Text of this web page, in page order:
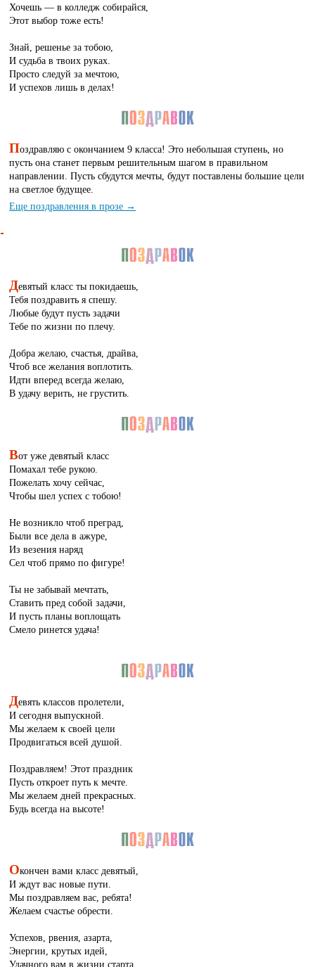
Хочешь — в колледж собирайся,
Этот выбор тоже есть!
Знай, решенье за тобою,
И судьба в твоих руках.
Просто следуй за мечтою,
И успехов лишь в делах!
Поздравляю с окончанием 9 класса! Это небольшая ступень, но
пусть она станет первым решительным шагом в правильном
направлении. Пусть сбудутся мечты, будут поставлены большие цели
на светлое будущее.
Еще поздравления в прозе →
Девятый класс ты покидаешь,
Тебя поздравить я спешу.
Любые будут пусть задачи
Тебе по жизни по плечу.
Добра желаю, счастья, драйва,
Чтоб все желания воплотить.
Идти вперед всегда желаю,
В удачу верить, не грустить.
Вот уже девятый класс
Помахал тебе рукою.
Пожелать хочу сейчас,
Чтобы шел успех с тобою!
Не возникло чтоб преград,
Были все дела в ажуре,
Из везения наряд
Сел чтоб прямо по фигуре!
Ты не забывай мечтать,
Ставить пред собой задачи,
И пусть планы воплощать
Смело ринется удача!
Девять классов пролетели,
И сегодня выпускной.
Мы желаем к своей цели
Продвигаться всей душой.
Поздравляем! Этот праздник
Пусть откроет путь к мечте.
Мы желаем дней прекрасных.
Будь всегда на высоте!
Окончен вами класс девятый,
И ждут вас новые пути.
Мы поздравляем вас, ребята!
Желаем счастье обрести.
Успехов, рвения, азарта,
Энергии, крутых идей,
Удачного вам в жизни старта